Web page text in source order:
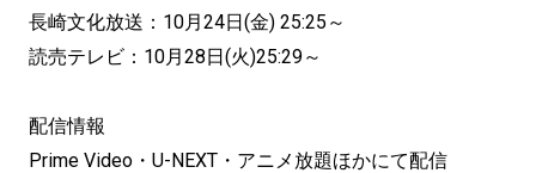
長崎文化放送：10月24日(金) 25:25～
読売テレビ：10月28日(火)25:29～
配信情報
Prime Video・U-NEXT・アニメ放題ほかにて配信